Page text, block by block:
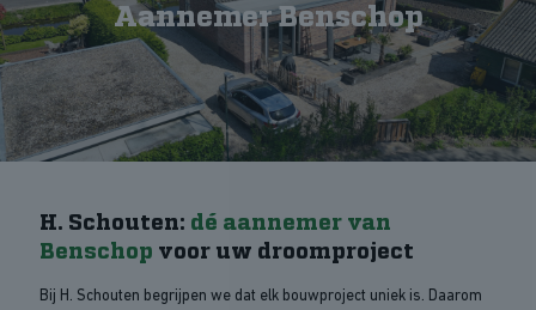
Aannemer Benschop
H. Schouten: dé aannemer van
Benschop voor uw droomproject
Bij H. Schouten begrijpen we dat elk bouwproject uniek is. Daarom